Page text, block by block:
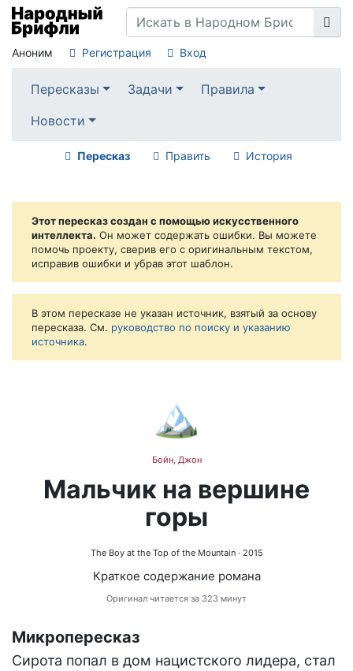
Аноним Регистрация Вход
Пересказы Задачи
Правила
Новости
Пересказ Править История
Этот пересказ создан с помощью искусственного
интеллекта. Он может содержать ошибки. Вы можете
помочь проекту, сверив его с оригинальным текстом,
исправив ошибки и убрав этот шаблон.
В этом пересказе не указан источник, взятый за основу
пересказа. См. руководство по поиску и указанию
источника.
🏔️
Бойн, Джон
Мальчик на вершине
горы
The Boy at the Top of the Mountain· 2015
Краткое содержание романа
Оригинал читается за 323 минут
Микропересказ
Сирота попал в дом нацистского лидера, стал